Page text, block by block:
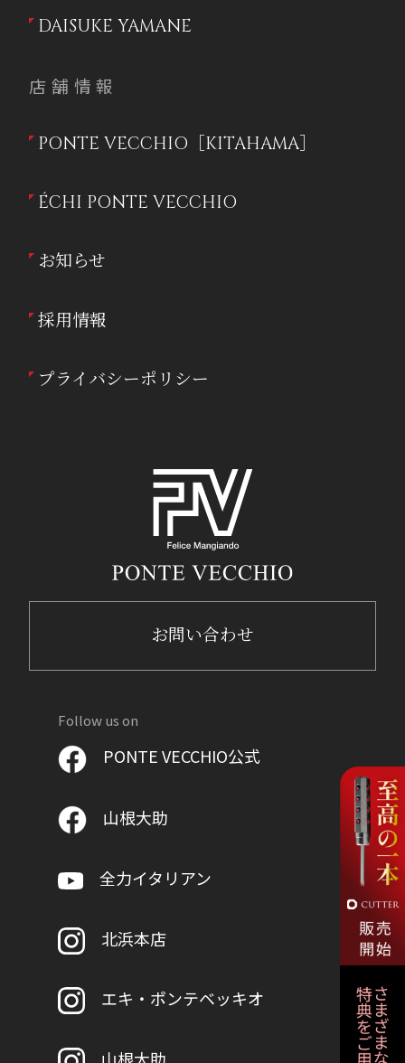
DAISUKE YAMANE
店舗情報
PONTE VECCHIO［KITAHAMA］
ÉCHI PONTE VECCHIO
お知らせ
採用情報
プライバシーポリシー
お問い合わせ
Follow us on
PONTE VECCHIO公式
山根大助
全力イタリアン
北浜本店
エキ・ポンテベッキオ
山根大助